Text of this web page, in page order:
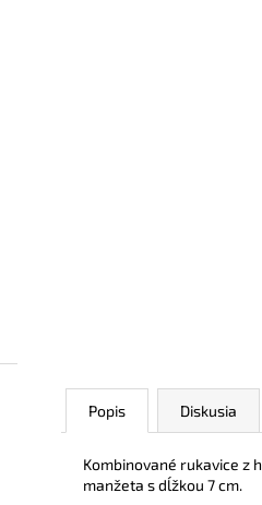
Popis Diskusia
Kombinované rukavice z
manžeta s dĺžkou 7 cm.